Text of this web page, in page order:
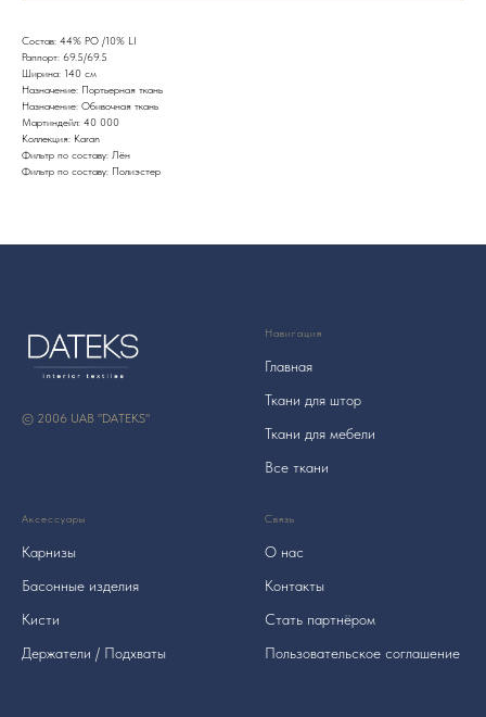
Состав: 44% PO /10% LI
Раппорт: 69.5/69.5
Ширина: 140 см
Назначение: Портьерная ткань
Назначение: Обивочная ткань
Мартиндейл: 40 000
Коллекция: Karan
Фильтр по составу: Лён
Фильтр по составу: Полиэстер
© 2006 UAB "DATEKS"
Навигация
Главная
Ткани для штор
Ткани для мебели
Все ткани
Аксессуары
Карнизы
Басонные изделия
Кисти
Держатели / Подхваты
Связь
О нас
Контакты
Стать партнёром
Пользовательское соглашение